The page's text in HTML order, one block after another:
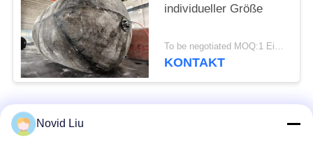
individueller Größe
To be negotiated MOQ:1 Einheit
KONTAKT
Beliebte Kategorien Alle
Novid Liu